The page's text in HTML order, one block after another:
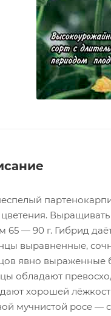
65 — 90 г. Гибрид
выравненные,
явно выраженные
обладают
хорошей
мучнистой росе —